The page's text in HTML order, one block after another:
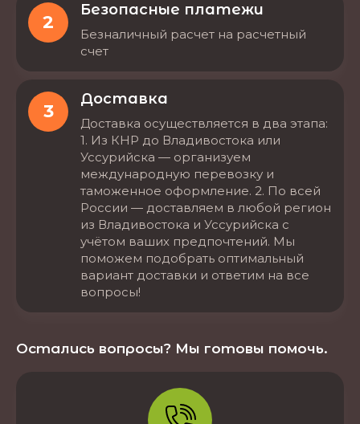
2
Безопасные платежи
Безналичный расчет на расчетный
счет
3
Доставка
Доставка осуществляется в два этапа:
1. Из КНР до Владивостока или
Уссурийска — организуем
международную перевозку и
таможенное оформление. 2. По всей
России — доставляем в любой регион
из Владивостока и Уссурийска с
учётом ваших предпочтений. Мы
поможем подобрать оптимальный
вариант доставки и ответим на все
вопросы!
Остались вопросы? Мы готовы помочь.